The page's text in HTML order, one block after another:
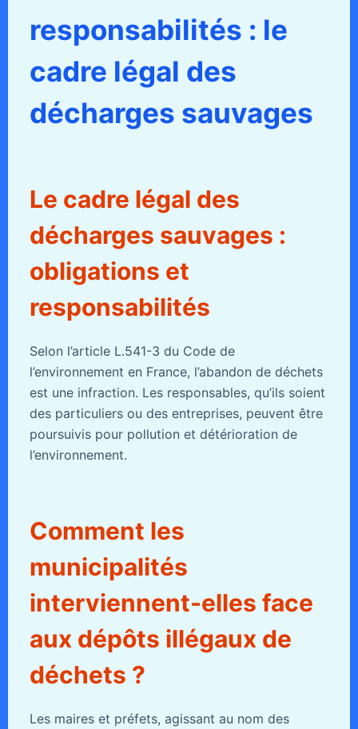
responsabilités : le
cadre légal des
décharges sauvages
Le cadre légal des
décharges sauvages :
obligations et
responsabilités
Selon l’article L.541-3 du Code de
l’environnement en France, l’abandon de déchets
est une infraction. Les responsables, qu’ils soient
des particuliers ou des entreprises, peuvent être
poursuivis pour pollution et détérioration de
l’environnement.
Comment les
municipalités
interviennent-elles face
aux dépôts illégaux de
déchets ?
Les maires et préfets, agissant au nom des